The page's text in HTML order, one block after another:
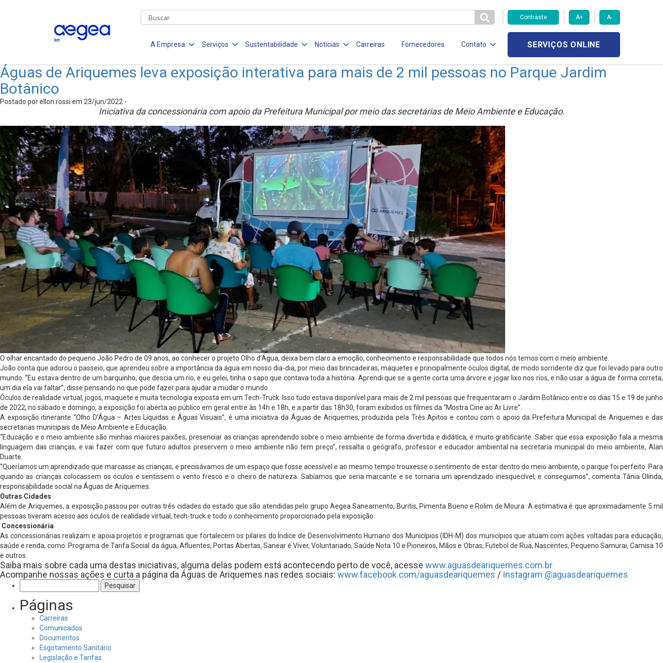
Contraste A+ A-
A Empresa Serviços Sustentabilidade Notícias Carreiras Fornecedores Contato SERVIÇOS ONLINE
Águas de Ariquemes leva exposição interativa para mais de 2 mil pessoas no Parque Jardim
Botânico
Postado por ellon.rossi em 23/jun/2022 -
Iniciativa da concessionária com apoio da Prefeitura Municipal por meio das secretárias de Meio Ambiente e Educação.
O olhar encantado do pequeno João Pedro de 09 anos, ao conhecer o projeto Olho d’Água, deixa bem claro a emoção, conhecimento e responsabilidade que todos nós temos com o meio ambiente.
João conta que adorou o passeio, que aprendeu sobre a importância da água em nosso dia-dia, por meio das brincadeiras, maquetes e principalmente óculos digital, de modo sorridente diz que foi levado para outro
mundo. “Eu estava dentro de um barquinho, que descia um rio, e eu gelei, tinha o sapo que contava toda a história. Aprendi que se a gente corta uma árvore e jogar lixo nos rios, e não usar a água de forma correta,
um dia ela vai faltar”, disse pensando no que pode fazer para ajudar a mudar o mundo.
Óculos de realidade virtual, jogos, maquete e muita tecnologia exposta em um Tech-Truck. Isso tudo estava disponível para mais de 2 mil pessoas que frequentaram o Jardim Botânico entre os dias 15 e 19 de junho
de 2022, no sábado e domingo, a exposição foi aberta ao público em geral entre às 14h e 18h, e a partir das 18h30, foram exibidos os filmes da “Mostra Cine ao Ar Livre”.
A exposição itinerante “Olho D’Água – Artes Líquidas e Águas Visuais”, é uma iniciativa da Águas de Ariquemes, produzida pela Três Apitos e contou com o apoio da Prefeitura Municipal de Ariquemes e das
secretarias municipais de Meio Ambiente e Educação.
“Educação e o meio ambiente são minhas maiores paixões, presenciar as crianças aprendendo sobre o meio ambiente de forma divertida e didática, é muito gratificante. Saber que essa exposição fala a mesma
linguagem das crianças, e vai fazer com que futuro adultos preservem o meio ambiente não tem preço”, ressalta o geógrafo, professor e educador ambiental na secretaria municipal do meio ambiente, Alan
Duarte.
“Queríamos um aprendizado que marcasse as crianças, e precisávamos de um espaço que fosse acessível e ao mesmo tempo trouxesse o sentimento de estar dentro do meio ambiente, o parque foi perfeito. Para
quando as crianças colocassem os óculos e sentissem o vento fresco e o cheiro de natureza. Sabíamos que seria marcante e se tornaria um aprendizado inesquecível, e conseguimos”, comenta Tânia Olinda,
responsabilidade social na Águas de Ariquemes.
Outras Cidades
Além de Ariquemes, a exposição passou por outras três cidades do estado que são atendidas pelo grupo Aegea Saneamento, Buritis, Pimenta Bueno e Rolim de Moura. A estimativa é que aproximadamente 5 mil
pessoas tiveram acesso aos óculos de realidade virtual, tech-truck e todo o conhecimento proporcionado pela exposição.
Concessionária
As concessionárias realizam e apoia projetos e programas que fortalecem os pilares do Índice de Desenvolvimento Humano dos Municípios (IDH-M) dos municípios que atuam com ações voltadas para educação,
saúde e renda, como: Programa de Tarifa Social da água, Afluentes, Portas Abertas, Sanear é Viver, Voluntariado, Saúde Nota 10 e Pioneiros, Mãos e Obras, Futebol de Rua, Nascentes, Pequeno Samurai, Camisa 10
e outros.
Saiba mais sobre cada uma destas iniciativas, alguma delas podem está acontecendo perto de você, acesse www.aguasdeariquemes.com.br
Acompanhe nossas ações e curta a página da Águas de Ariquemes nas redes sociais: www.facebook.com/aguasdeariquemes / Instagram @aguasdeariquemes
por:
Páginas
Carreiras
Comunicados
Documentos
Esgotamento Sanitário
Legislação e Tarifas